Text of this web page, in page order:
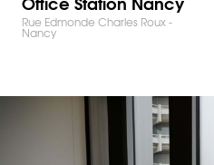
Rue Edmonde Charles Roux -
Nancy